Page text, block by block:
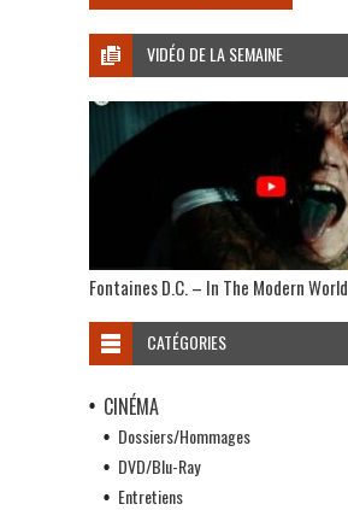
VIDÉO DE LA SEMAINE
Fontaines D.C. – In The Modern World
CATÉGORIES
CINÉMA
Dossiers/Hommages
DVD/Blu-Ray
Entretiens